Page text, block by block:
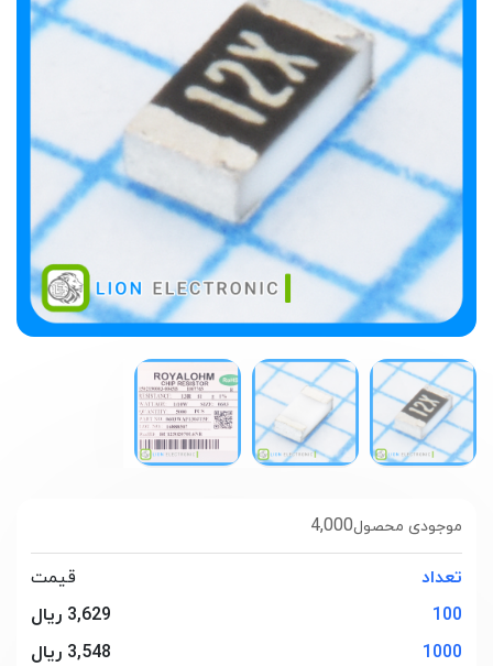
4,000موجودی محصول
تعداد
قیمت
100
3,629 ریال
1000
3,548 ریال